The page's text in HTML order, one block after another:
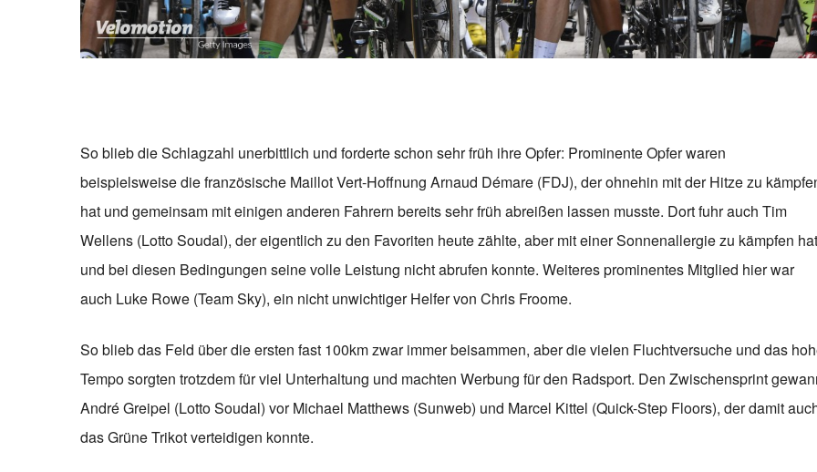
So blieb die Schlagzahl unerbittlich und forderte schon sehr früh ihre Opfer: Prominente Opfer waren
beispielsweise die französische Maillot Vert-Hoffnung Arnaud Démare (FDJ), der ohnehin mit der Hitze zu
hat und gemeinsam mit einigen anderen Fahrern bereits sehr früh abreißen lassen musste. Dort fuhr auch Tim
Wellens (Lotto Soudal), der eigentlich zu den Favoriten heute zählte, aber mit einer Sonnenallergie zu kämpfen hat
und bei diesen Bedingungen seine volle Leistung nicht abrufen konnte. Weiteres prominentes Mitglied hier war
auch Luke Rowe (Team Sky), ein nicht unwichtiger Helfer von Chris Froome.
So blieb das Feld über die ersten fast 100km zwar immer beisammen, aber die vielen Fluchtversuche und das
Tempo sorgten trotzdem für viel Unterhaltung und machten Werbung für den Radsport. Den Zwischensprint
André Greipel (Lotto Soudal) vor Michael Matthews (Sunweb) und Marcel Kittel (Quick-Step Floors), der damit
das Grüne Trikot verteidigen konnte.